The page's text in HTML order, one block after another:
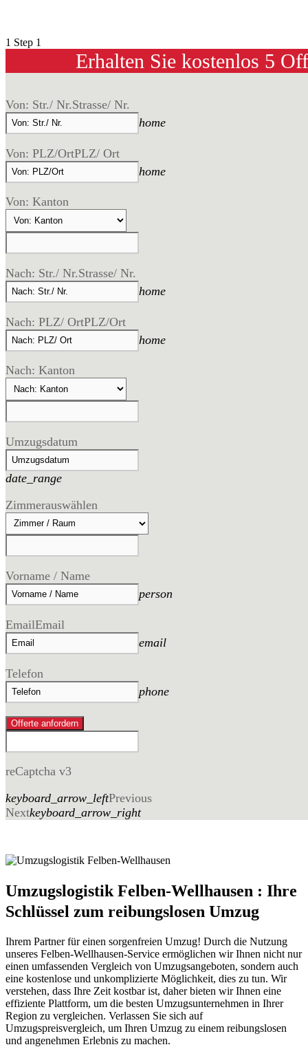
1 Step 1
Erhalten Sie kostenlos 5
Von: Str./ Nr.Strasse/ Nr.
home
Von: PLZ/OrtPLZ/ Ort
home
Von: Kanton
Nach: Str./ Nr.Strasse/ Nr.
home
Nach: PLZ/ OrtPLZ/Ort
home
Nach: Kanton
Umzugsdatum
date_range
Zimmerauswählen
Vorname / Name
person
EmailEmail
email
Telefon
phone
Offerte anfordern
reCaptcha v3
keyboard_arrow_leftPrevious
Nextkeyboard_arrow_right
Umzugslogistik Felben-Wellhausen : Ihre
Schlüssel zum reibungslosen Umzug
Ihrem Partner für einen sorgenfreien Umzug! Durch die Nutzung
unseres Felben-Wellhausen-Service ermöglichen wir Ihnen nicht nur
einen umfassenden Vergleich von Umzugsangeboten, sondern auch
eine kostenlose und unkomplizierte Möglichkeit, dies zu tun. Wir
verstehen, dass Ihre Zeit kostbar ist, daher bieten wir Ihnen eine
effiziente Plattform, um die besten Umzugsunternehmen in Ihrer
Region zu vergleichen. Verlassen Sie sich auf
Umzugspreisvergleich, um Ihren Umzug zu einem reibungslosen
und angenehmen Erlebnis zu machen.